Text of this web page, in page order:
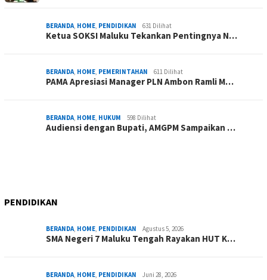
BERANDA HOME PENDIDIKAN 631 Dilihat
Ketua SOKSI Maluku Tekankan Pentingnya N…
BERANDA HOME PEMERINTAHAN 611 Dilihat
PAMA Apresiasi Manager PLN Ambon Ramli M…
BERANDA HOME HUKUM 598 Dilihat
Audiensi dengan Bupati, AMGPM Sampaikan …
PENDIDIKAN
BERANDA HOME PENDIDIKAN Agustus 5, 2026
SMA Negeri 7 Maluku Tengah Rayakan HUT K…
BERANDA HOME PENDIDIKAN Juni 28, 2026